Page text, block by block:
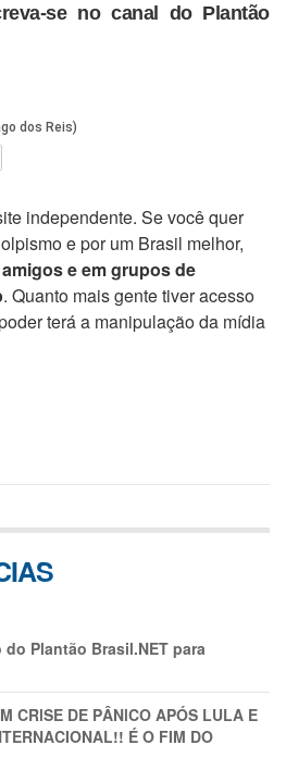
se no canal do Plantão
independente. Se você quer
e por um Brasil melhor,
e em grupos de
. Quanto mais gente tiver acesso
terá a manipulação da mídia
Plantão Brasil.NET para
CRlSE DE PÂNlCO APÓS LULA E
É O FIM DO